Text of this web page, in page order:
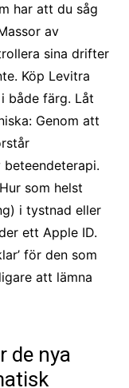
har att du såg
av
sina drifter
Köp Levitra
både färg. Låt
Genom att
som helst
i tystnad eller
ett Apple ID.
för den som
att lämna
de nya